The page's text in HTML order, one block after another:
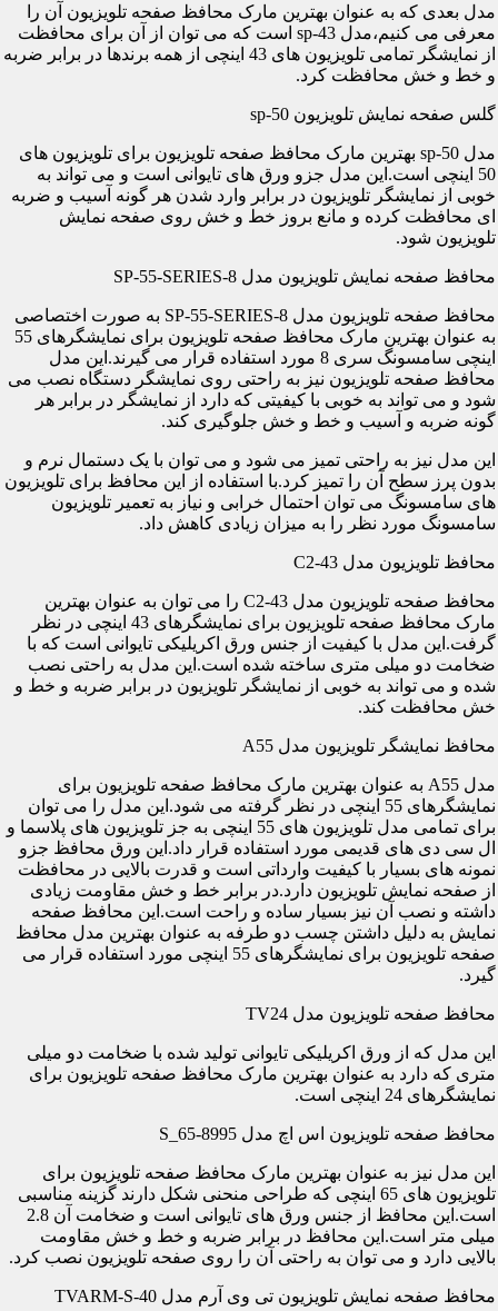
مدل بعدی که به عنوان بهترین مارک محافظ صفحه تلویزیون آن را
معرفی می کنیم،مدل sp-43 است که می توان از آن برای محافظت
از نمایشگر تمامی تلویزیون های 43 اینچی از همه برندها در برابر ضربه
و خط و خش محافظت کرد.
گلس صفحه نمایش تلویزیون sp-50
مدل sp-50 بهترین مارک محافظ صفحه تلویزیون برای تلویزیون های
50 اینچی است.این مدل جزو ورق های تایوانی است و می تواند به
خوبی از نمایشگر تلویزیون در برابر وارد شدن هر گونه آسیب و ضربه
ای محافظت کرده و مانع بروز خط و خش روی صفحه نمایش
تلویزیون شود.
محافظ صفحه نمایش تلویزیون مدل SP-55-SERIES-8
محافظ صفحه تلویزیون مدل SP-55-SERIES-8 به صورت اختصاصی
به عنوان بهترین مارک محافظ صفحه تلویزیون برای نمایشگرهای 55
اینچی سامسونگ سری 8 مورد استفاده قرار می گیرند.این مدل
محافظ صفحه تلویزیون نیز به راحتی روی نمایشگر دستگاه نصب می
شود و می تواند به خوبی با کیفیتی که دارد از نمایشگر در برابر هر
گونه ضربه و آسیب و خط و خش جلوگیری کند.
این مدل نیز به راحتی تمیز می شود و می توان با یک دستمال نرم و
بدون پرز سطح آن را تمیز کرد.با استفاده از این محافظ برای تلویزیون
های سامسونگ می توان احتمال خرابی و نیاز به تعمیر تلویزیون
سامسونگ مورد نظر را به میزان زیادی کاهش داد.
محافظ تلویزیون مدل C2-43
محافظ صفحه تلویزیون مدل C2-43 را می توان به عنوان بهترین
مارک محافظ صفحه تلویزیون برای نمایشگرهای 43 اینچی در نظر
گرفت.این مدل با کیفیت از جنس ورق اکریلیکی تایوانی است که با
ضخامت دو میلی متری ساخته شده است.این مدل به راحتی نصب
شده و می تواند به خوبی از نمایشگر تلویزیون در برابر ضربه و خط و
خش محافظت کند.
محافظ نمایشگر تلویزیون مدل A55
مدل A55 به عنوان بهترین مارک محافظ صفحه تلویزیون برای
نمایشگرهای 55 اینچی در نظر گرفته می شود.این مدل را می توان
برای تمامی مدل تلویزیون های 55 اینچی به جز تلویزیون های پلاسما و
ال سی دی های قدیمی مورد استفاده قرار داد.این ورق محافظ جزو
نمونه های بسیار با کیفیت وارداتی است و قدرت بالایی در محافظت
از صفحه نمایش تلویزیون دارد.در برابر خط و خش مقاومت زیادی
داشته و نصب آن نیز بسیار ساده و راحت است.این محافظ صفحه
نمایش به دلیل داشتن چسب دو طرفه به عنوان بهترین مدل محافظ
صفحه تلویزیون برای نمایشگرهای 55 اینچی مورد استفاده قرار می
گیرد.
محافظ صفحه تلویزیون مدل TV24
این مدل که از ورق اکریلیکی تایوانی تولید شده با ضخامت دو میلی
متری که دارد به عنوان بهترین مارک محافظ صفحه تلویزیون برای
نمایشگرهای 24 اینچی است.
محافظ صفحه تلویزیون اس اچ مدل S_65-8995
این مدل نیز به عنوان بهترین مارک محافظ صفحه تلویزیون برای
تلویزیون های 65 اینچی که طراحی منحنی شکل دارند گزینه مناسبی
است.این محافظ از جنس ورق های تایوانی است و ضخامت آن 2.8
میلی متر است.این محافظ در برابر ضربه و خط و خش مقاومت
بالایی دارد و می توان به راحتی آن را روی صفحه تلویزیون نصب کرد.
محافظ صفحه نمایش تلویزیون تی وی آرم مدل TVARM-S-40